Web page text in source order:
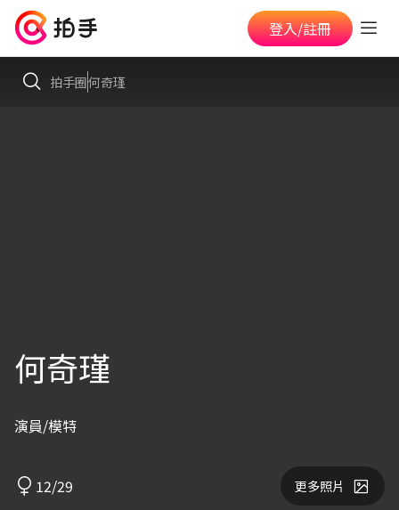
登入/註冊
拍手圈何奇瑾
何奇瑾
演員/模特
12/29 更多照片